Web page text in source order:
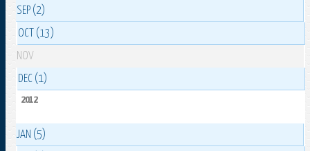
SEP (2)
OCT (13)
NOV
DEC (1)
2012
JAN (5)